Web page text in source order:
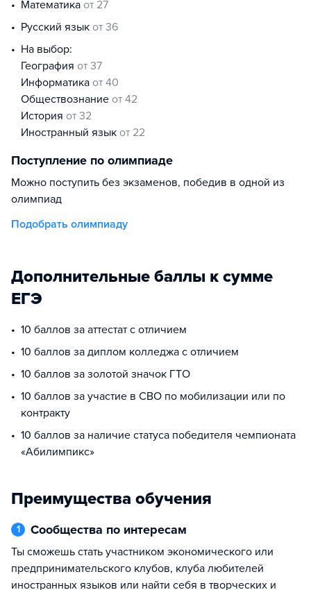
математика от 27
русский язык от 36
На выбор:
география от 37
информатика от 40
обществознание от 42
история от 32
иностранный язык от 22
Поступление по олимпиаде
Можно поступить без экзаменов, победив в одной из
олимпиад
Подобрать олимпиаду
Дополнительные баллы к сумме
ЕГЭ
10 баллов за аттестат с отличием
10 баллов за диплом колледжа с отличием
10 баллов за золотой значок ГТО
10 баллов за участие в СВО по мобилизации или по
контракту
10 баллов за наличие статуса победителя чемпионата
«Абилимпикс»
Преимущества обучения
1 Сообщества по интересам
ты сможешь стать участником экономического или
предпринимательского клубов, клуба любителей
иностранных языков или найти себя в творческих и